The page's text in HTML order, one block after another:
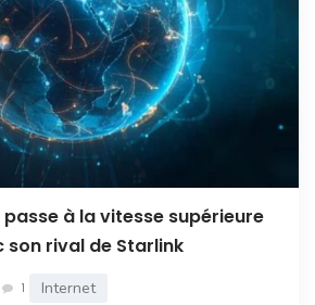
passe à la vitesse supérieure
son rival de Starlink
1 Internet